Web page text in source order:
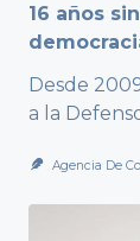
16 años
Desde
a la
Agencia De